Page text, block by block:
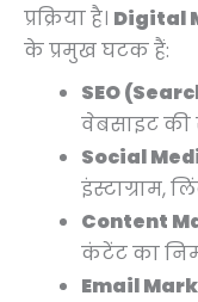
प्रक्रिया है। Digital
के प्रमुख घटक हैं:
SEO
वेबसाइट की
Social
इंस्टाग्राम,
Content
कंटेंट का
Email
0
.
0
0
0
.
0
0
0
.
0
0
.
0
.